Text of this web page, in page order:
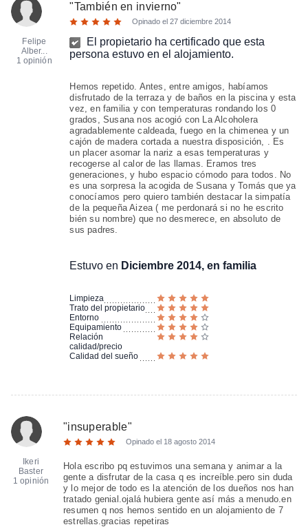
Felipe
Alber...
1 opinión
"También en invierno"
Opinado el27 diciembre 2014
El propietario ha certificado que esta
persona estuvo en el alojamiento.
Hemos repetido. Antes, entre amigos, habíamos
disfrutado de la terraza y de baños en la piscina y esta
vez, en familia y con temperaturas rondando los 0
grados, Susana nos acogió con La Alcoholera
agradablemente caldeada, fuego en la chimenea y un
cajón de madera cortada a nuestra disposición, . Es
un placer asomar la nariz a esas temperaturas y
recogerse al calor de las llamas. Eramos tres
generaciones, y hubo espacio cómodo para todos. No
es una sorpresa la acogida de Susana y Tomás que ya
conocíamos pero quiero también destacar la simpatía
de la pequeña Aizea ( me perdonará si no he escrito
bién su nombre) que no desmerece, en absoluto de
sus padres.
Estuvo en Diciembre 2014, en familia
Limpieza
Trato del propietario
Entorno
Equipamiento
Relación
calidad/precio
Calidad del sueño
Ikeri
Baster
1 opinión
"insuperable"
Opinado el 18 agosto 2014
Hola escribo pq estuvimos una semana y animar a la
gente a disfrutar de la casa q es increíble.pero sin duda
y lo mejor de todo es la atención de los dueños nos han
tratado genial.ojalá hubiera gente así más a menudo.en
resumen q nos hemos sentido en un alojamiento de 7
estrellas.gracias repetiras